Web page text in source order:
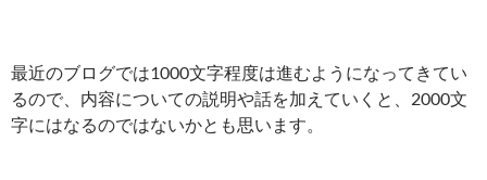
最近のブログでは1000文字程度は進むようになってきてい
るので、内容についての説明や話を加えていくと、2000文
字にはなるのではないかとも思います。